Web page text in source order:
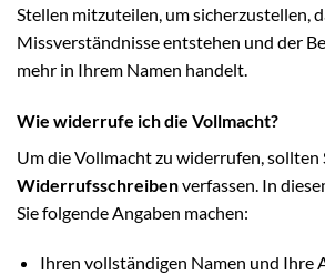
Stellen mitzuteilen, um sicherzustellen,
Missverständnisse entstehen und der
mehr in Ihrem Namen handelt.
Wie widerrufe ich die Vollmacht?
Um die Vollmacht zu widerrufen, sollten
Widerrufsschreibenverfassen. In
Sie folgende Angaben machen:
Ihren vollständigen Namen und Ihre